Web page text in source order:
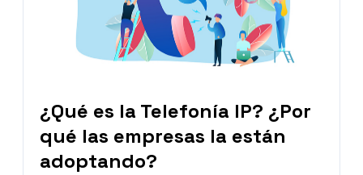
¿Qué es la Telefonía IP? ¿Por
qué las empresas la están
adoptando?